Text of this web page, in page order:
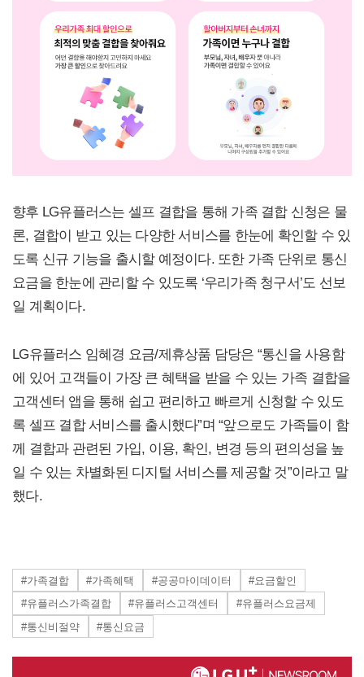
향후 LG유플러스는 셀프 결합을 통해 가족 결합 신청은 물
론, 결합이 받고 있는 다양한 서비스를 한눈에 확인할 수 있
도록 신규 기능을 출시할 예정이다. 또한 가족 단위로 통신
요금을 한눈에 관리할 수 있도록 ‘우리가족 청구서’도 선보
일 계획이다.
LG유플러스 임혜경 요금/제휴상품 담당은 “통신을 사용함
에 있어 고객들이 가장 큰 혜택을 받을 수 있는 가족 결합을
고객센터 앱을 통해 쉽고 편리하고 빠르게 신청할 수 있도
록 셀프 결합 서비스를 출시했다”며 “앞으로도 가족들이 함
께 결합과 관련된 가입, 이용, 확인, 변경 등의 편의성을 높
일 수 있는 차별화된 디지털 서비스를 제공할 것”이라고 말
했다.
#가족결합 #가족혜택 #공공마이데이터
#요금할인
#유플러스가족결합
#유플러스고객센터
#유플러스요금제
#통신비절약
#통신요금